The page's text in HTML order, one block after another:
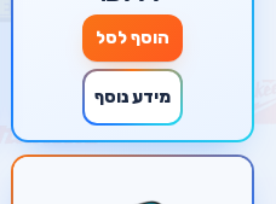
הוסף לסל
מידע נוסף